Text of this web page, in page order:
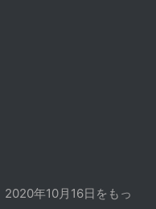
年10月16日をもっ